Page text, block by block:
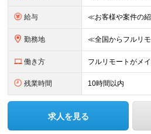
給与
勤務地
働き方 フルリモートがメ
残業時間 10時間以内
求人を見る